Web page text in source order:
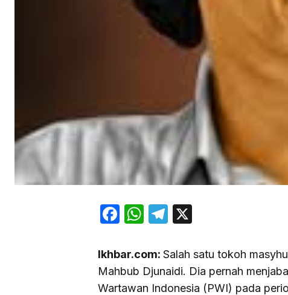
Facebook
WhatsApp
Telegram
Ikhbar.com: Salah satu tokoh
Mahbub Djunaidi. Dia pernah
Wartawan Indonesia (PWI) pada